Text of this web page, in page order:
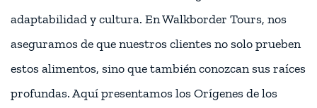
adaptabilidad y cultura. En Walkborder Tours, nos
aseguramos de que nuestros clientes no solo prueben
estos alimentos, sino que también conozcan sus raíces
profundas. Aquí presentamos los Orígenes de los